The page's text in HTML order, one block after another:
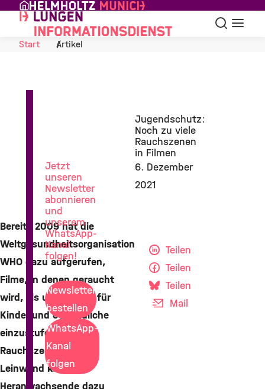
Skip to Content
Suche
Start
Artikel
Jugendschutz:
Noch zu viele
Rauchszenen
in Filmen
6. Dezember
2021
Bereits 2009 hat die
Weltgesundheitsorganisation
WHO dazu aufgerufen,
Filme, in denen geraucht
wird, als ungeeignet für
Kinder und Jugendliche
einzustufen. Denn
Rauchszenen auf der
Leinwand können
Heranwachsende dazu
Teilen
Teilen
Teilen
Mail
Jetzt
unseren
Newsletter
abonnieren
und
unserem
WhatsApp-
Kanal
folgen!
Newsletter
bestellen
WhatsApp-
Kanal
folgen